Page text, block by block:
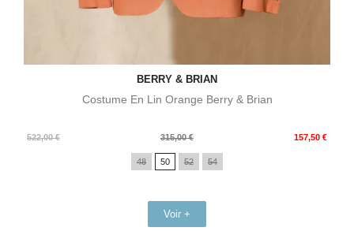
BERRY & BRIAN
Costume En Lin Orange Berry & Brian
522,00 €
Prix
315,00 € 157,50 €
Prix
48 50 52 54
Voir +